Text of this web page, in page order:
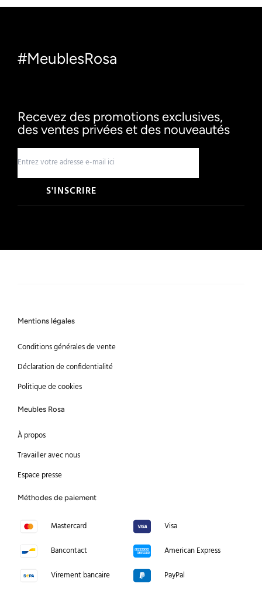
#MeublesRosa
Recevez des promotions exclusives,
des ventes privées et des nouveautés
S'INSCRIRE
Mentions légales
Conditions générales de vente
Déclaration de confidentialité
Politique de cookies
Meubles Rosa
À propos
Travailler avec nous
Espace presse
Méthodes de paiement
Mastercard
Bancontact
Virement bancaire
Visa
American Express
PayPal